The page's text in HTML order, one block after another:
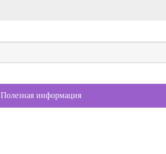
Полезная информация